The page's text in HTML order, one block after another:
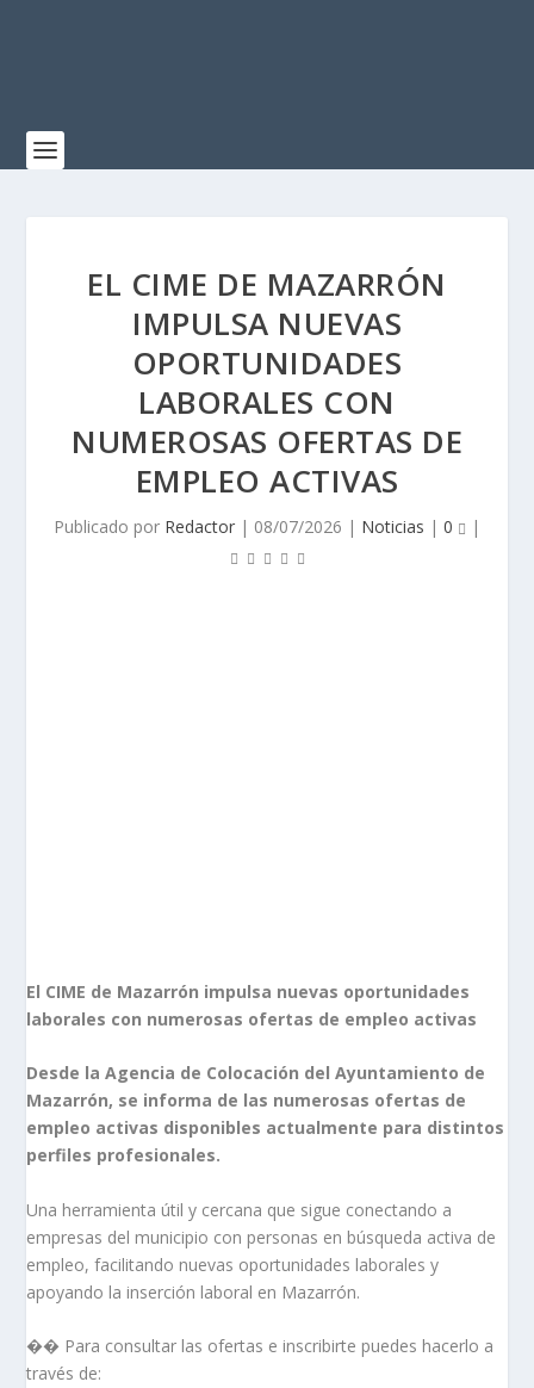
EL CIME DE MAZARRÓN
IMPULSA NUEVAS
OPORTUNIDADES
LABORALES CON
NUMEROSAS OFERTAS DE
EMPLEO ACTIVAS
Publicado por Redactor | 08/07/2026 | Noticias | 0 |
El CIME de Mazarrón impulsa nuevas oportunidades
laborales con numerosas ofertas de empleo activas
Desde la Agencia de Colocación del Ayuntamiento de
Mazarrón, se informa de las numerosas ofertas de
empleo activas disponibles actualmente para distintos
perfiles profesionales.
Una herramienta útil y cercana que sigue conectando a
empresas del municipio con personas en búsqueda activa de
empleo, facilitando nuevas oportunidades laborales y
apoyando la inserción laboral en Mazarrón.
�� Para consultar las ofertas e inscribirte puedes hacerlo a
través de: